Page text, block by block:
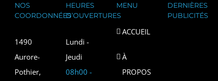
NOS
COORDONNÉES
1490
Aurore-
Pothier,
HEURES
D’OUVERTURES
Lundi -
Jeudi
08h00 -
MENU
ACCUEIL
À
PROPOS
DERNIÈRES
PUBLICITÉS